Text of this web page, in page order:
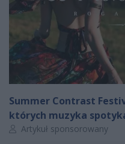
Summer Contrast
których muzyka
Autor artykułu:
Artykuł sponsorowany